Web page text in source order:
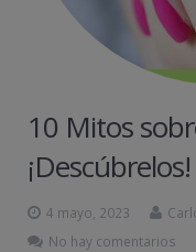
10 Mitos
¡Descúbrelos!
4 mayo, 2023
No hay comentarios